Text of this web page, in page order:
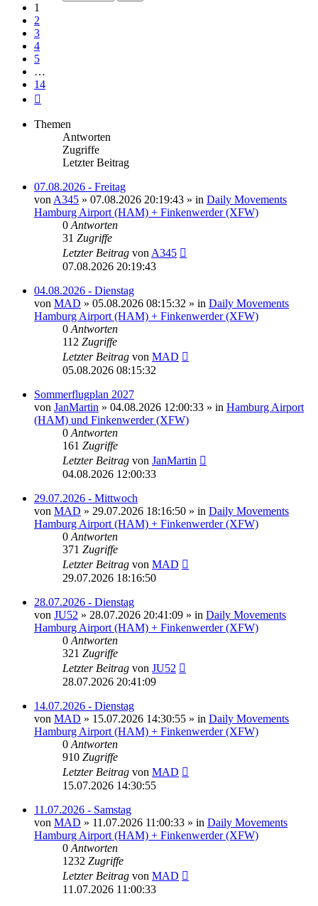
1
2
3
4
5
…
14
Themen
Antworten
Zugriffe
Letzter Beitrag
07.08.2026 - Freitag
von A345 » 07.08.2026 20:19:43 » in Daily Movements
Hamburg Airport (HAM) + Finkenwerder (XFW)
0 Antworten
31 Zugriffe
Letzter Beitrag von A345
07.08.2026 20:19:43
04.08.2026 - Dienstag
von MAD » 05.08.2026 08:15:32 » in Daily Movements
Hamburg Airport (HAM) + Finkenwerder (XFW)
0 Antworten
112 Zugriffe
Letzter Beitrag von MAD
05.08.2026 08:15:32
Sommerflugplan 2027
von JanMartin » 04.08.2026 12:00:33 » in Hamburg Airport
(HAM) und Finkenwerder (XFW)
0 Antworten
161 Zugriffe
Letzter Beitrag von JanMartin
04.08.2026 12:00:33
29.07.2026 - Mittwoch
von MAD » 29.07.2026 18:16:50 » in Daily Movements
Hamburg Airport (HAM) + Finkenwerder (XFW)
0 Antworten
371 Zugriffe
Letzter Beitrag von MAD
29.07.2026 18:16:50
28.07.2026 - Dienstag
von JU52 » 28.07.2026 20:41:09 » in Daily Movements
Hamburg Airport (HAM) + Finkenwerder (XFW)
0 Antworten
321 Zugriffe
Letzter Beitrag von JU52
28.07.2026 20:41:09
14.07.2026 - Dienstag
von MAD » 15.07.2026 14:30:55 » in Daily Movements
Hamburg Airport (HAM) + Finkenwerder (XFW)
0 Antworten
910 Zugriffe
Letzter Beitrag von MAD
15.07.2026 14:30:55
11.07.2026 - Samstag
von MAD » 11.07.2026 11:00:33 » in Daily Movements
Hamburg Airport (HAM) + Finkenwerder (XFW)
0 Antworten
1232 Zugriffe
Letzter Beitrag von MAD
11.07.2026 11:00:33